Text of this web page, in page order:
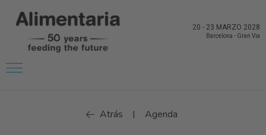
20 - 23 MARZO 2028
Barcelona - Gran Via
Atrás | Agenda